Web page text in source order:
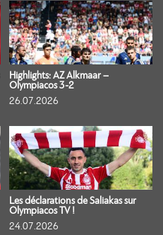
Highlights: AZ Alkmaar –
Olympiacos 3-2
26.07.2026
Les déclarations de Saliakas sur
Olympiacos TV !
24.07.2026